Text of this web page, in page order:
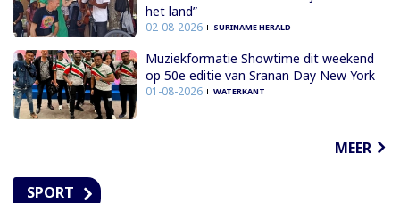
het land”
02-08-2026 SURINAME HERALD
Muziekformatie Showtime dit weekend
op 50e editie van Sranan Day New York
01-08-2026 WATERKANT
MEER
SPORT